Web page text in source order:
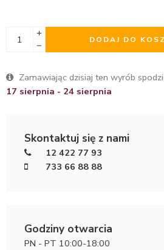
DODAJ DO
Zamawiając dzisiaj ten wyrób
17 sierpnia - 24 sierpnia
Skontaktuj się z nami
12 422 77 93
733 66 88 88
Godziny otwarcia
PN - PT 10:00-18:00